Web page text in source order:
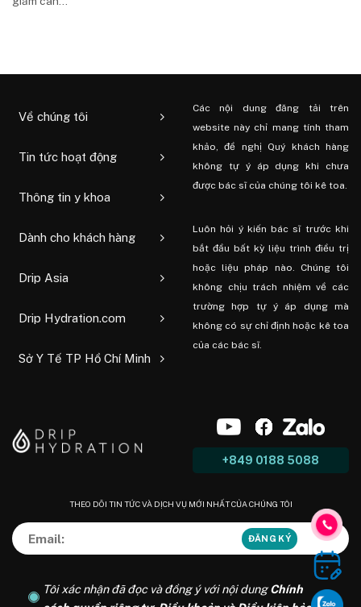
Về chúng tôi
Tin tức hoạt động
Thông tin y khoa
Dành cho khách hàng
Drip Asia
Drip Hydration.com
Sở Y Tế TP Hồ Chí Minh
Các nội dung đăng tải trên
website này chỉ mang tính tham
khảo, đề nghị Quý khách hàng
không tự ý áp dụng khi chưa
được bác sĩ của chúng tôi kê toa.
Luôn hỏi ý kiến ​​bác sĩ trước khi
bắt đầu bất kỳ liệu trình điều trị
hoặc liệu pháp nào. Chúng tôi
không chịu trách nhiệm về các
trường hợp tự ý áp dụng mà
không có sự chỉ định hoặc kê toa
của các bác sĩ.
+849 0188 5088
THEO DÕI TIN TỨC VÀ DỊCH VỤ MỚI NHẤT CỦA CHÚNG TÔI
Tôi xác nhận đã đọc và đồng ý với nội dungChính